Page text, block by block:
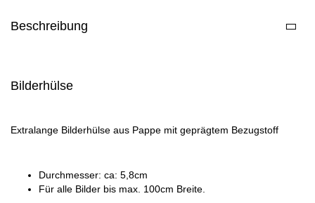
Beschreibung
Bilderhülse
Extralange Bilderhülse aus Pappe mit geprägtem Bezugstoff
Durchmesser: ca: 5,8cm
Für alle Bilder bis max. 100cm Breite.